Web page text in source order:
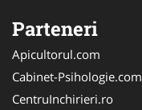
Parteneri
Apicultorul.com
Cabinet-Psihologie.com
CentruInchirieri.ro